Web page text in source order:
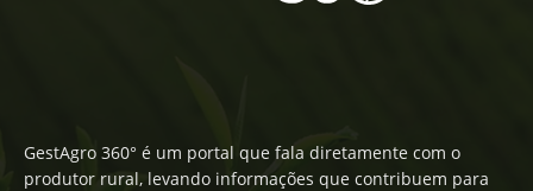
GestAgro 360° é um portal que fala diretamente com o
produtor rural, levando informações que contribuem para